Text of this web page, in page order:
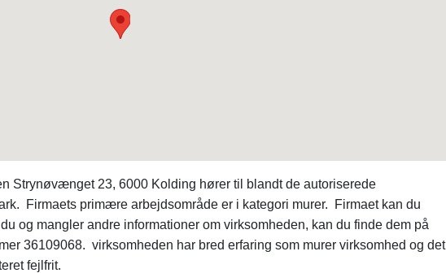
Strynøvænget 23, 6000 Kolding hører til blandt de autoriserede
Firmaets primære arbejdsområde er i kategori murer. Firmaet kan du
og mangler andre informationer om virksomheden, kan du finde dem på
36109068. virksomheden har bred erfaring som murer virksomhed og det
fejlfrit.